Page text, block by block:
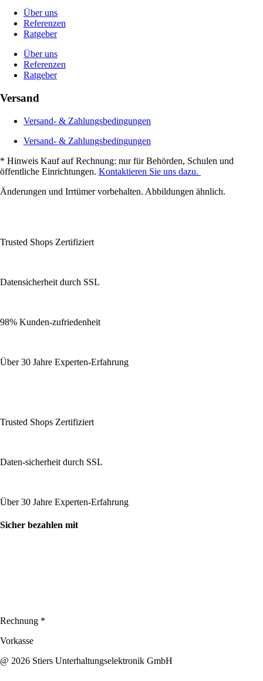
Über uns
Referenzen
Ratgeber
Über uns
Referenzen
Ratgeber
Versand
Versand- & Zahlungsbedingungen
Versand- & Zahlungsbedingungen
* Hinweis Kauf auf Rechnung: nur für Behörden, Schulen und
öffentliche Einrichtungen. Kontaktieren Sie uns dazu.
Änderungen und Irrtümer vorbehalten. Abbildungen ähnlich.
Trusted Shops Zertifiziert
Datensicherheit durch SSL
98% Kunden-zufriedenheit
Über 30 Jahre Experten-Erfahrung
Trusted Shops Zertifiziert
Daten-sicherheit durch SSL
Über 30 Jahre Experten-Erfahrung
Sicher bezahlen mit
Rechnung *
Vorkasse
@ 2026 Stiers Unterhaltungselektronik GmbH